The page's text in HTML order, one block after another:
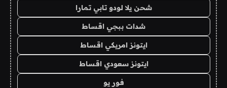
شحن يلا لودو تابي تمارا
شدات ببجي اقساط
ايتونز امريكي اقساط
ايتونز سعودي اقساط
فور يو